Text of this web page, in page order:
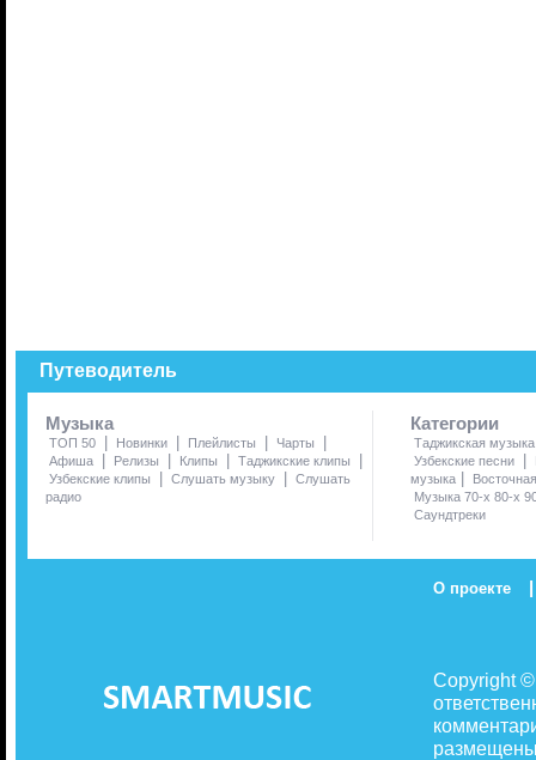
Путеводитель
Музыка
ТОП 50 | Новинки | Плейлисты | Чарты |
Афиша | Релизы | Клипы | Таджикские клипы |
Узбекские клипы | Слушать музыку | Слушать
радио
Категории
Таджикская музыка
Узбекские песни
|
музыка |
Музыка 70-х 80-х
Саундтреки
О проекте |
Copyright
размещены